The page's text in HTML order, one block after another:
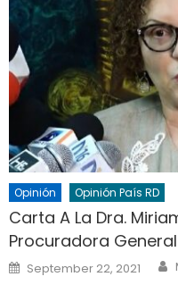
Opinión Opinión País RD
Carta A La Dra.
Procuradora
Posted
on
September 22, 2021